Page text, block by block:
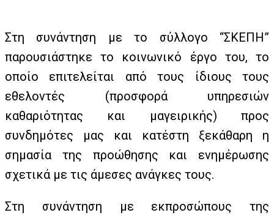
Στη συνάντηση με το σύλλογο “ΣΚΕΠΗ”
παρουσιάστηκε το κοινωνικό έργο του, το
οποίο επιτελείται από τους ίδιους τους
εθελοντές (προσφορά υπηρεσιών
καθαριότητας και μαγειρικής) προς
συνδημότες μας και κατέστη ξεκάθαρη η
σημασία της προώθησης και ενημέρωσης
σχετικά με τις άμεσες ανάγκες τους.
Στη συνάντηση με εκπροσώπους της